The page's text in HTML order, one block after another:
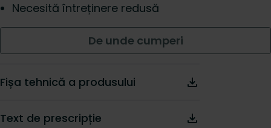
Necesită întreținere redusă
De unde cumperi
Fișa tehnică a produsului
Text de prescripție